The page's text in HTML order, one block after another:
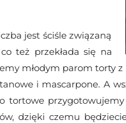
jest ściśle związaną
też przekłada się na
młodym parom torty
i mascarpone. A
tortowe
dzięki czemu